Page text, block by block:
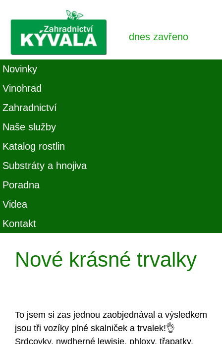
dnes zavřeno
Novinky
Vinohrad
Zahradnictví
Naše služby
Katalog rostlin
Substráty a hnojiva
Poradna
Videa
Kontakt
Nové krásné trvalky
To jsem si zas jednou zaobjednával a výsledkem
jsou tři vozíky plné skalniček a trvalek!👌
Srdcovky, nwdherné lewisie, phloxy, třapatky,